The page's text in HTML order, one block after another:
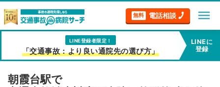
無料 電話相談 menu
LINE登録者限定！
「交通事故：より良い通院先の選び方」
LINEに
登録
朝霞台駅で